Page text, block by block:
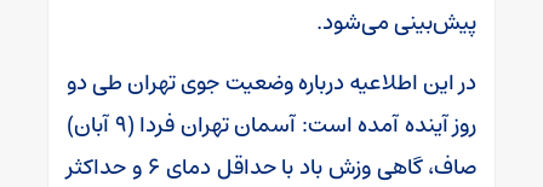
پیش‌بینی می‌شود.
در این اطلاعیه درباره وضعیت جوی تهران طی دو
روز آینده آمده است: آسمان تهران فردا (۹ آبان)
صاف، گاهی وزش باد با حداقل دمای ۶ و حداکثر